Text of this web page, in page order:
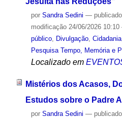
por Sandra Sedini — publicado
modificação24/06/2026 10:10
público, Divulgação, Cidadania
Pesquisa Tempo, Memória e
Localizado em
Mistérios dos Acasos,
Estudos sobre o Padre
por Sandra Sedini — publicado